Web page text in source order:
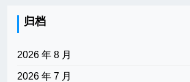
归档
2026 年 8 月
2026 年 7 月